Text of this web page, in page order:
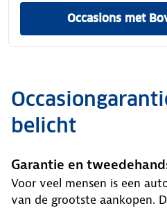
Occasions met
belicht
Garantie en
Voor veel mensen is een
van de grootste aankopen.